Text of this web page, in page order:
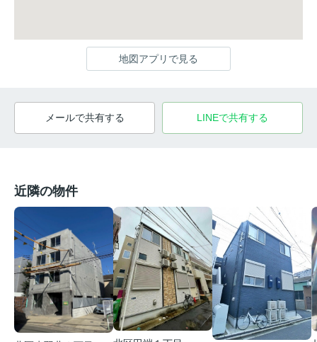
地図アプリで見る
メールで共有する LINEで共有する
近隣の物件